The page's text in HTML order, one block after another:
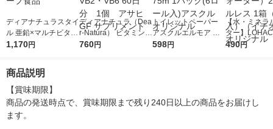
ディアナチュラスタイ
ル 亜鉛×マルチビタミ
ン 60日分 1袋 アサヒ
1,170円
ディアナチュラ（Dea
r-Natura） ビタミン
C・亜鉛・乳酸菌・V
760円
トイレットペーパー
アスクルエルモア ト
イレットロール パル
598円
【水・ミネラ
ター】
r（ロハコウ
490円
商品説明
【賞味期限】
商品の発送時点で、賞味期限まで残り240日以上の商品をお届けし
ます。